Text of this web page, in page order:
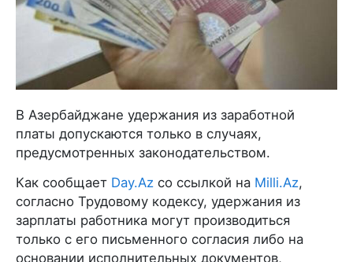
В Азербайджане удержания из заработной
платы допускаются только в случаях,
предусмотренных законодательством.
Как сообщает Day.Az со ссылкой на Milli.Az,
согласно Трудовому кодексу, удержания из
зарплаты работника могут производиться
только с его письменного согласия либо на
основании исполнительных документов,